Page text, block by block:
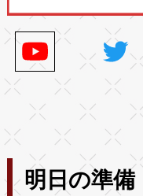
明日の準備